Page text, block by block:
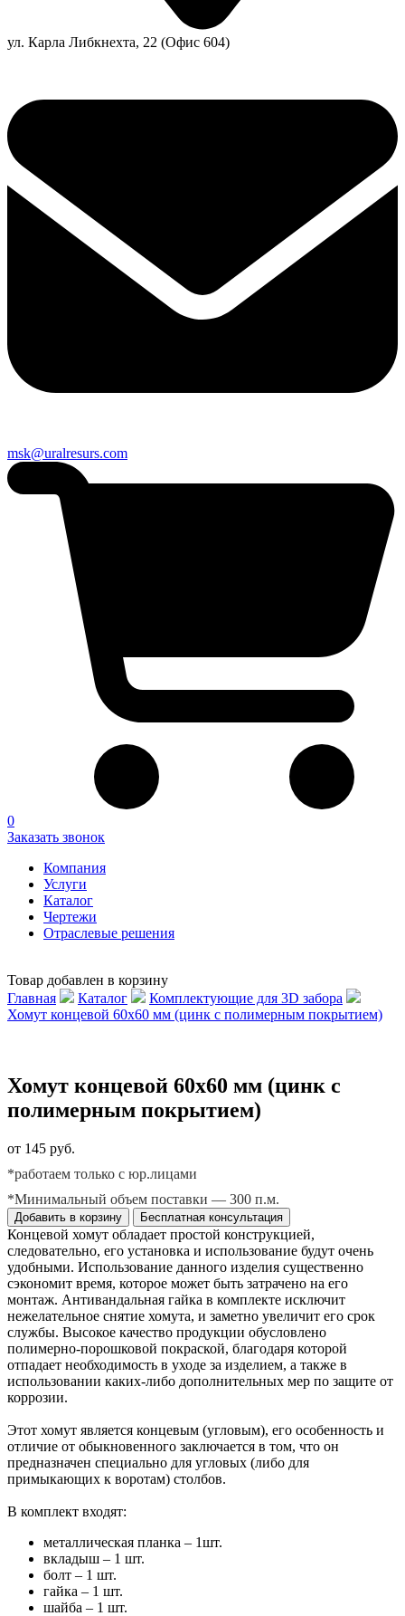
ул. Карла Либкнехта, 22 (Офис 604)
msk@uralresurs.com
0
Заказать звонок
Компания
Услуги
Каталог
Чертежи
Отраслевые решения
Товар добавлен в корзину
Главная
Каталог
Комплектующие для 3D забора
Хомут концевой 60х60 мм (цинк с полимерным покрытием)
Хомут концевой 60х60 мм (цинк с
полимерным покрытием)
от 145 руб.
*работаем только с юр.лицами
*Минимальный объем поставки — 300 п.м.
Добавить в корзину Бесплатная консультация
Концевой хомут обладает простой конструкцией,
следовательно, его установка и использование будут очень
удобными. Использование данного изделия существенно
сэкономит время, которое может быть затрачено на его
монтаж. Антивандальная гайка в комплекте исключит
нежелательное снятие хомута, и заметно увеличит его срок
службы. Высокое качество продукции обусловлено
полимерно-порошковой покраской, благодаря которой
отпадает необходимость в уходе за изделием, а также в
использовании каких-либо дополнительных мер по защите от
коррозии.
Этот хомут является концевым (угловым), его особенность и
отличие от обыкновенного заключается в том, что он
предназначен специально для угловых (либо для
примыкающих к воротам) столбов.
В комплект входят:
металлическая планка – 1шт.
вкладыш – 1 шт.
болт – 1 шт.
гайка – 1 шт.
шайба – 1 шт.